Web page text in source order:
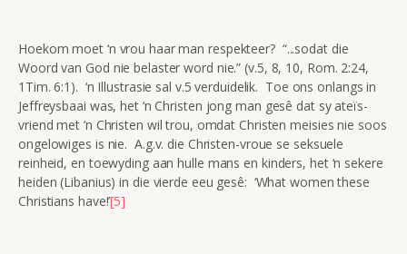
Hoekom moet ‘n vrou haar man respekteer? “...sodat die
Woord van God nie belaster word nie.” (v.5, 8, 10, Rom. 2:24,
1Tim. 6:1). ‘n Illustrasie sal v.5 verduidelik. Toe ons onlangs in
Jeffreysbaai was, het ‘n Christen jong man gesê dat sy ateïs-
vriend met ‘n Christen wil trou, omdat Christen meisies nie soos
ongelowiges is nie. A.g.v. die Christen-vroue se seksuele
reinheid, en toewyding aan hulle mans en kinders, het ‘n sekere
heiden (Libanius) in die vierde eeu gesê: ‘What women these
Christians have!’[5]